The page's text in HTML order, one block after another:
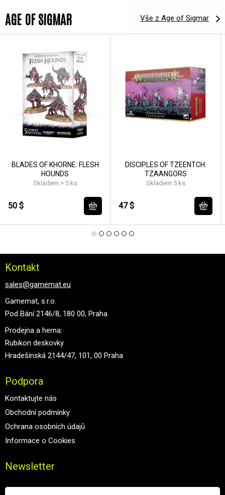
AGE OF SIGMAR Vše z Age of Sigmar
BLADES OF KHORNE: FLESH
HOUNDS
Skladem > 5 ks
50 $
DISCIPLES OF TZEENTCH:
TZAANGORS
Skladem 5 ks
47 $
Kontakt
sales@gamemat.eu
Gamemat, s.r.o.
Pod Bání 2146/8, 180 00, Praha
Prodejna a herna:
Rubikon deskovky
Hradešínská 2144/47, 101, 00 Praha
Podpora
Kontaktujte nás
Obchodní podmínky
Ochrana osobních údajů
Informace o Cookies
Newsletter